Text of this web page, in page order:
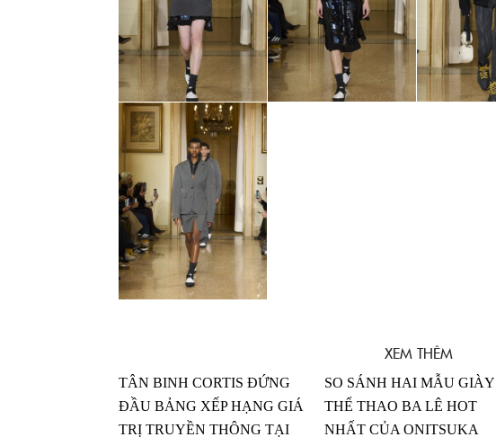
XEM THÊM
TÂN BINH CORTIS ĐỨNG
ĐẦU BẢNG XẾP HẠNG GIÁ
TRỊ TRUYỀN THÔNG TẠI
SO SÁNH HAI MẪU GIÀY
THỂ THAO BA LÊ HOT
NHẤT CỦA ONITSUKA